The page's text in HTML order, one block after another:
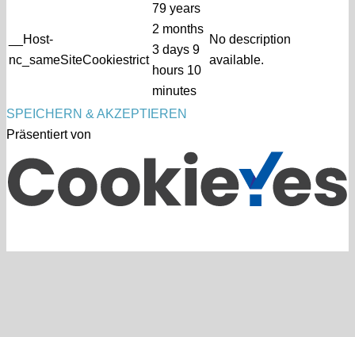
__Host-
nc_sameSiteCookiestrict
79 years
2 months
3 days 9
hours 10
minutes
No description
available.
SPEICHERN & AKZEPTIEREN
Präsentiert von